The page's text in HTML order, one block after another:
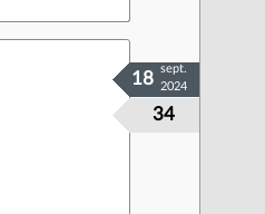
34
18
sept.
2024